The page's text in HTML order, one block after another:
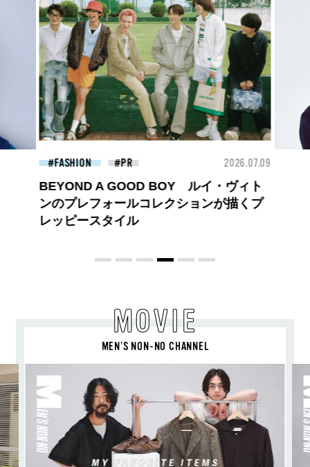
FASHION 2026.07.09
【PRADA × NI-KI(ENHYPEN)】時をかけ
る、ニューモード
MOVIE
MEN’S NON-NO CHANNEL